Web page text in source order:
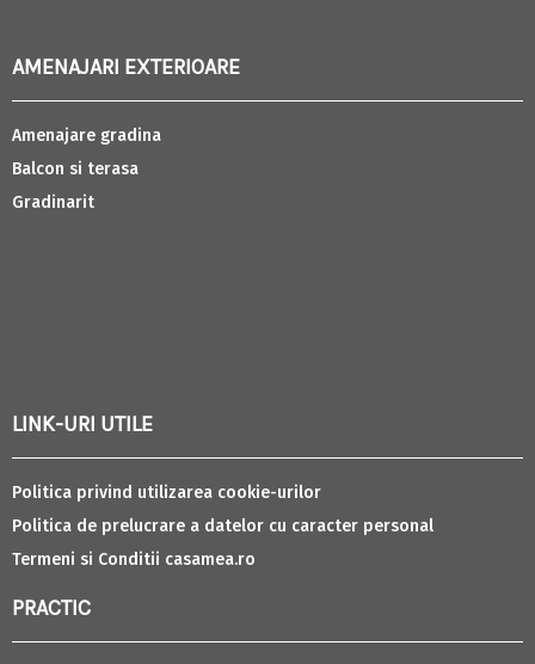
AMENAJARI EXTERIOARE
Amenajare gradina
Balcon si terasa
Gradinarit
LINK-URI UTILE
Politica privind utilizarea cookie-urilor
Politica de prelucrare a datelor cu caracter personal
Termeni si Conditii casamea.ro
PRACTIC